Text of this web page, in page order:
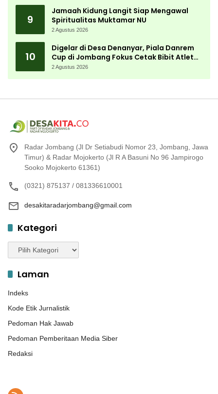
9
Jamaah Kidung Langit Siap Mengawal
Spiritualitas Muktamar NU
2 Agustus 2026
10
Digelar di Desa Denanyar, Piala Danrem
Cup di Jombang Fokus Cetak Bibit Atlet
Menembak Berprestasi
2 Agustus 2026
Radar Jombang (Jl Dr Setiabudi Nomor 23, Jombang, Jawa
Timur) & Radar Mojokerto (Jl R A Basuni No 96 Jampirogo
Sooko Mojokerto 61361)
(0321) 875137 / 081336610001
desakitaradarjombang@gmail.com
Kategori
Kategori
Laman
Indeks
Kode Etik Jurnalistik
Pedoman Hak Jawab
Pedoman Pemberitaan Media Siber
Redaksi